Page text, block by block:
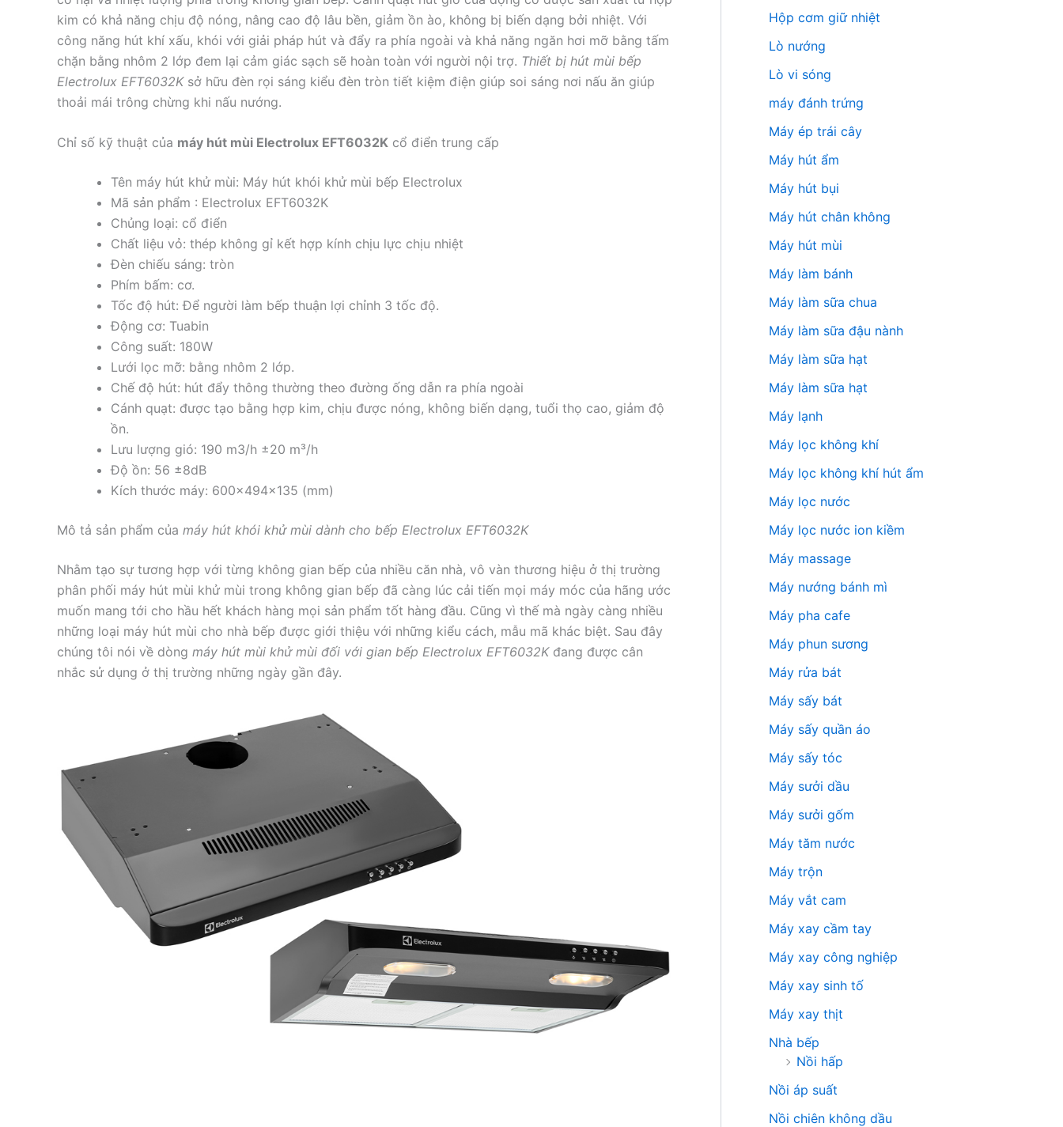
kim có khả năng chịu độ nóng, nâng cao độ lâu bền, giảm ồn ào, không bị biến dạng bởi nhiệt. Với
công năng hút khí xấu, khói với giải pháp hút và đẩy ra phía ngoài và khả năng ngăn hơi mỡ bằng tấm
chặn bằng nhôm 2 lớp đem lại cảm giác sạch sẽ hoàn toàn với người nội trợ. Thiết bị hút mùi bếp
Electrolux EFT6032Ksở hữu đèn rọi sáng kiểu đèn tròn tiết kiệm điện giúp soi sáng nơi nấu ăn giúp
thoải mái trông chừng khi nấu nướng.
Chỉ số kỹ thuật của máy hút mùi Electrolux EFT6032K cổ điển trung cấp
Tên máy hút khử mùi: Máy hút khói khử mùi bếp Electrolux
Mã sản phẩm : Electrolux EFT6032K
Chủng loại: cổ điển
Chất liệu vỏ: thép không gỉ kết hợp kính chịu lực chịu nhiệt
Đèn chiếu sáng: tròn
Phím bấm: cơ.
Tốc độ hút: Để người làm bếp thuận lợi chỉnh 3 tốc độ.
Động cơ: Tuabin
Công suất: 180W
Lưới lọc mỡ: bằng nhôm 2 lớp.
Chế độ hút: hút đẩy thông thường theo đường ống dẫn ra phía ngoài
Cánh quạt: được tạo bằng hợp kim, chịu được nóng, không biến dạng, tuổi thọ cao, giảm độ
ồn.
Lưu lượng gió: 190 m3/h ±20 m³/h
Độ ồn: 56 ±8dB
Kích thước máy: 600x494x135 (mm)
Mô tả sản phẩm của máy hút khói khử mùi dành cho bếp Electrolux EFT6032K
Nhằm tạo sự tương hợp với từng không gian bếp của nhiều căn nhà, vô vàn thương hiệu ở thị trường
phân phối máy hút mùi khử mùi trong không gian bếp đã càng lúc cải tiến mọi máy móc của hãng ước
muốn mang tới cho hầu hết khách hàng mọi sản phẩm tốt hàng đầu. Cũng vì thế mà ngày càng nhiều
những loại máy hút mùi cho nhà bếp được giới thiệu với những kiểu cách, mẫu mã khác biệt. Sau đây
chúng tôi nói về dòng máy hút mùi khử mùi đối với gian bếp Electrolux EFT6032Kđang được cân
nhắc sử dụng ở thị trường những ngày gần đây.
Hộp cơm giữ nhiệt
Lò nướng
Lò vi sóng
máy đánh trứng
Máy ép trái cây
Máy hút ẩm
Máy hút bụi
Máy hút chân không
Máy hút mùi
Máy làm bánh
Máy làm sữa chua
Máy làm sữa đậu nành
Máy làm sữa hạt
Máy làm sữa hạt
Máy lạnh
Máy lọc không khí
Máy lọc không khí hút ẩm
Máy lọc nước
Máy lọc nước ion kiềm
Máy massage
Máy nướng bánh mì
Máy pha cafe
Máy phun sương
Máy rửa bát
Máy sấy bát
Máy sấy quần áo
Máy sấy tóc
Máy sưởi dầu
Máy sưởi gốm
Máy tăm nước
Máy trộn
Máy vắt cam
Máy xay cầm tay
Máy xay công nghiệp
Máy xay sinh tố
Máy xay thịt
Nhà bếp
Nồi hấp
Nồi áp suất
Nồi chiên không dầu